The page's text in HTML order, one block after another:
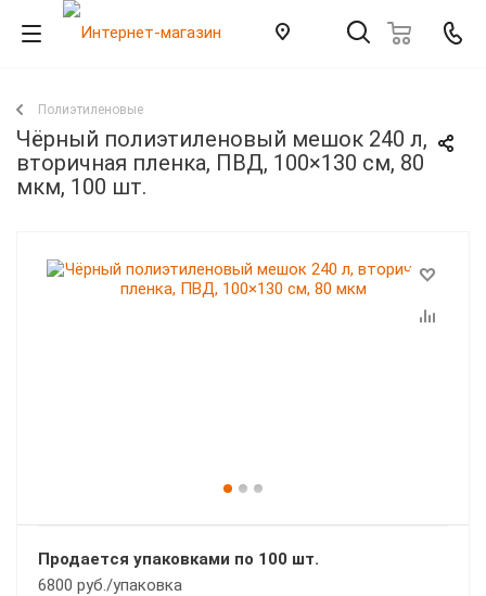
Полиэтиленовые
Чёрный полиэтиленовый мешок 240 л,
вторичная пленка, ПВД, 100×130 см, 80
мкм, 100 шт.
Продается упаковками по 100 шт.
6800 руб./упаковка